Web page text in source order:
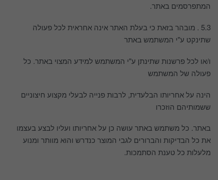
המתפרסמים באתר.
5.3 . מובהר בזאת כי בעלת האתר אינה אחראית לכל פעולה
שתינקט ע"י המשתמש באתר
ו/או לכל פרשנות שתינתן ע"י המשתמש למידע המצוי באתר. כל
פעולה של המשתמש
הינה על אחריותו הבלעדית, לרבות פנייה לבעלי מקצוע חיצוניים
ששמותיהם הוזכרו
באתר. כל משתמש באתר עושה כן על אחריותו ועליו לבצע בעצמו
את כל הבדיקות והברורים לגבי המוצר כנדרש והוא מוותר ומנוע
מלעלות כל טענת הסתמכות.